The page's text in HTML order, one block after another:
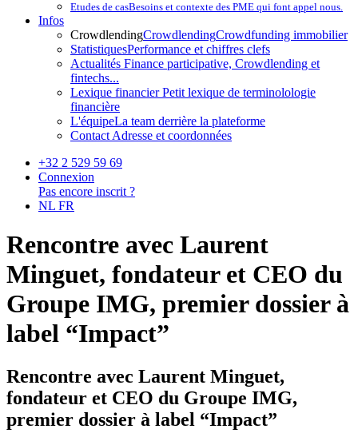
Etudes de casBesoins et contexte des PME qui font appel nous.
Infos
CrowdlendingCrowdlendingCrowdfunding immobilier
StatistiquesPerformance et chiffres clefs
Actualités Finance participative, Crowdlending et
fintechs...
Lexique financierPetit lexique de terminolologie
financière
L'équipeLa team derrière la plateforme
Contact Adresse et coordonnées
+32 2 529 59 69
Connexion
Pas encore inscrit ?
NL FR
Rencontre avec Laurent
Minguet, fondateur et CEO du
Groupe IMG, premier dossier à
label “Impact”
Rencontre avec Laurent Minguet,
fondateur et CEO du Groupe IMG,
premier dossier à label “Impact”